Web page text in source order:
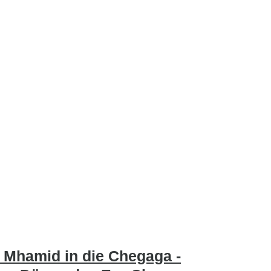
in die Chegaga -